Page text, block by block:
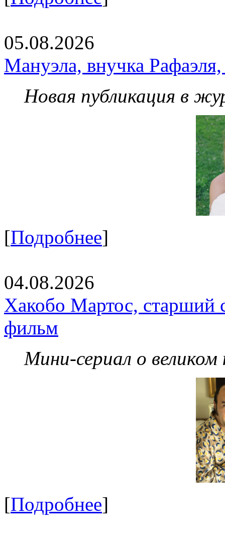
05.08.2026
Мануэла, внучка
Новая публикация в
[Подробнее]
04.08.2026
Хакобо Мартос, старший
фильм
Мини-сериал о великом
[Подробнее]